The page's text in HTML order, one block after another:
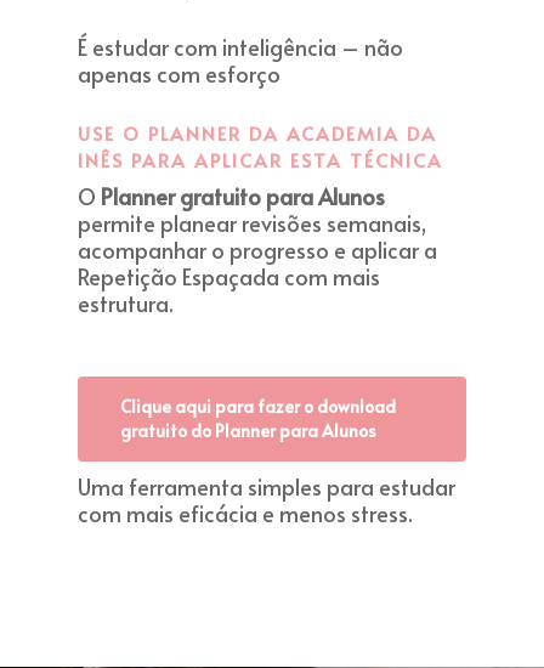
É estudar com inteligência – não
apenas com esforço
USE O PLANNER DA ACADEMIA DA
INÊS PARA APLICAR ESTA TÉCNICA
O Planner gratuito para Alunos
permite planear revisões semanais,
acompanhar o progresso e aplicar a
Repetição Espaçada com mais
estrutura.
Clique aqui para fazer o download
gratuito do Planner para Alunos
Uma ferramenta simples para estudar
com mais eficácia e menos stress.